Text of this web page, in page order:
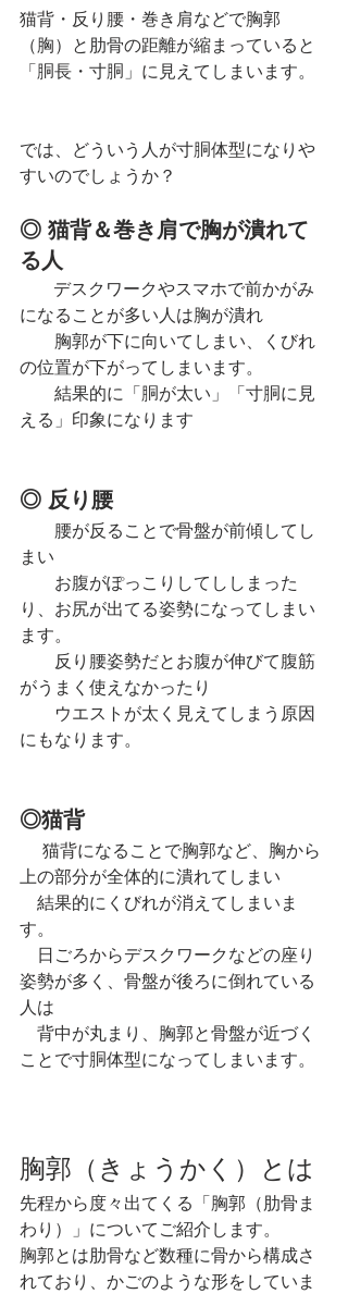
猫背・反り腰・巻き肩などで胸郭
（胸）と肋骨の距離が縮まっていると
「胴長・寸胴」に見えてしまいます。
では、どういう人が寸胴体型になりや
すいのでしょうか？
◎ 猫背＆巻き肩で胸が潰れて
る人
デスクワークやスマホで前かがみ
になることが多い人は胸が潰れ
胸郭が下に向いてしまい、くびれ
の位置が下がってしまいます。
結果的に「胴が太い」「寸胴に見
える」印象になります
◎ 反り腰
腰が反ることで骨盤が前傾してし
まい
お腹がぽっこりしてししまった
り、お尻が出てる姿勢になってしまい
ます。
反り腰姿勢だとお腹が伸びて腹筋
がうまく使えなかったり
ウエストが太く見えてしまう原因
にもなります。
◎猫背
猫背になることで胸郭など、胸から
上の部分が全体的に潰れてしまい
結果的にくびれが消えてしまいま
す。
日ごろからデスクワークなどの座り
姿勢が多く、骨盤が後ろに倒れている
人は
背中が丸まり、胸郭と骨盤が近づく
ことで寸胴体型になってしまいます。
胸郭（きょうかく）とは
先程から度々出てくる「胸郭（肋骨ま
わり）」についてご紹介します。
胸郭とは肋骨など数種に骨から構成さ
れており、かごのような形をしていま